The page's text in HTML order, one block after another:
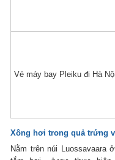
Vé máy bay Pleiku đi Hà Nội
Xông hơi trong quả trứng
Nằm trên núi Luossavaara